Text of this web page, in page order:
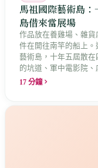
馬祖國際藝術島
島借來當展場
作品放在養雞場、雜
件在開往南竿的船上
藝術島，十年五屆散
的坑道、軍中電影院、
店家走。這是縣長說的
17 分鐘